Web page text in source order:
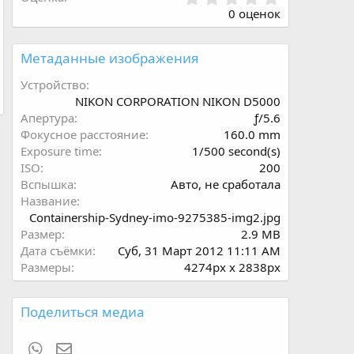
.
0
0
0 оценок
Метаданные изображения
Устройство
NIKON CORPORATION NIKON D5000
Апертура
ƒ/5.6
Фокусное расстояние
160.0 mm
Exposure time
1/500 second(s)
ISO
200
Вспышка
Авто, не сработала
Название
Containership-Sydney-imo-9275385-img2.jpg
Размер
2.9 MB
Дата съёмки
Суб, 31 Март 2012 11:11 AM
Размеры
4274px x 2838px
Поделиться медиа
WhatsApp